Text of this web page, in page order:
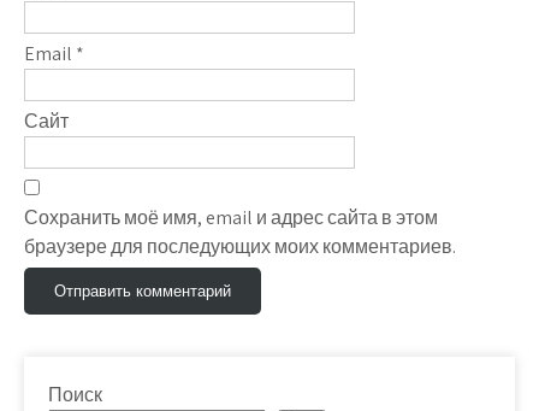
Email *
Сайт
Сохранить моё имя, email и адрес сайта в этом
браузере для последующих моих комментариев.
Поиск